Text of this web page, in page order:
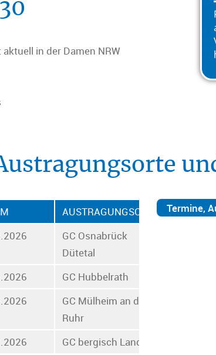
in der Damen NRW
AUSTRAGUNGSORT
GC Osnabrück
Dütetal
GC Hubbelrath
GC Mülheim an der
Ruhr
GC bergisch Land
Termine,